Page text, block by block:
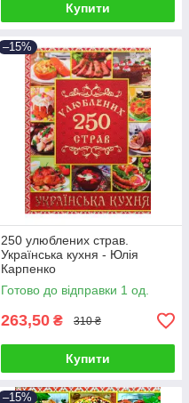
Купити
–15%
250 улюблених страв.
Українська кухня - Юлія
Карпенко
Готово до відправки 1 од.
263,50 ₴ 310 ₴
Купити
–15%